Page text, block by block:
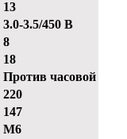
13
3.0-3.5/450 В
8
18
Против часовой
220
147
М6